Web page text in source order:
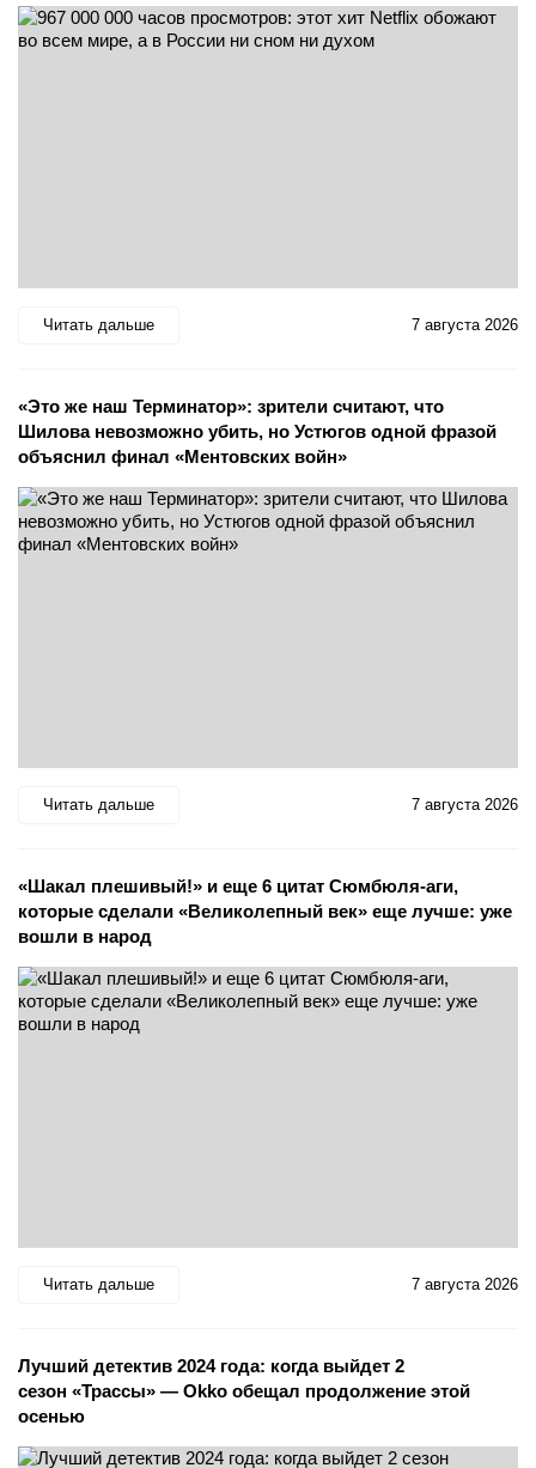
Читать дальше 7 августа 2026
«Это же наш Терминатор»: зрители считают, что
Шилова невозможно убить, но Устюгов одной фразой
объяснил финал «Ментовских войн»
Читать дальше 7 августа 2026
«Шакал плешивый!» и еще 6 цитат Сюмбюля-аги,
которые сделали «Великолепный век» еще лучше: уже
вошли в народ
Читать дальше 7 августа 2026
Лучший детектив 2024 года: когда выйдет 2
сезон «Трассы» — Okko обещал продолжение этой
осенью